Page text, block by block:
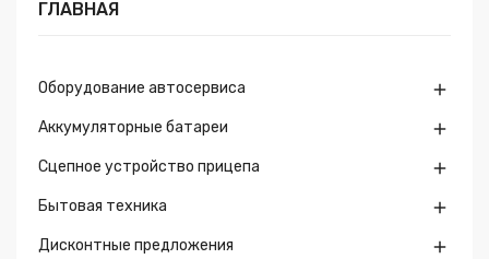
ГЛАВНАЯ
Оборудование автосервиса 
Аккумуляторные батареи 
Сцепное устройство прицепа 
Бытовая техника 
Дисконтные предложения 